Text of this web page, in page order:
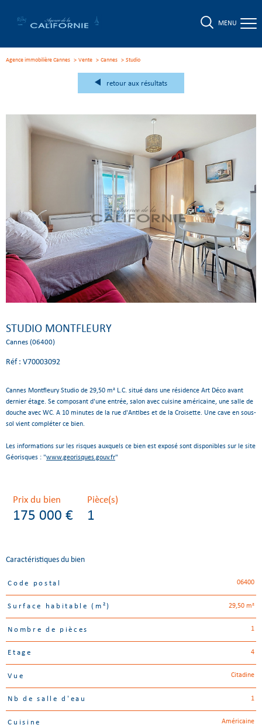
MENU
Agence immobilière Cannes Vente Cannes studio
retour aux résultats
STUDIO MONTFLEURY
Cannes (06400)
Réf : V70003092
Cannes Montfleury Studio de 29,50 m² L.C. situé dans une résidence Art Déco avant
dernier étage. Se composant d'une entrée, salon avec cuisine américaine, une salle de
douche avec WC. A 10 minutes de la rue d'Antibes et de la Croisette. Une cave en sous-
sol vient compléter ce bien.
Les informations sur les risques auxquels ce bien est exposé sont disponibles sur le site
Géorisques : "www.georisques.gouv.fr"
Prix du bien
175 000 €
Pièce(s)
1
Caractéristiques du bien
Caractéristiques
Code postal 06400
Surface habitable (m²) 29,50 m²
Nombre de pièces 1
Etage 4
Vue Citadine
Nb de salle d'eau 1
Cuisine Américaine